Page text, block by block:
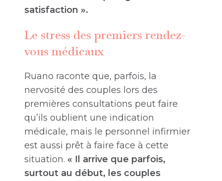
satisfaction ».
Le stress des premiers rendez-
vous médicaux
Ruano raconte que, parfois, la
nervosité des couples lors des
premières consultations peut faire
qu’ils oublient une indication
médicale, mais le personnel infirmier
est aussi prêt à faire face à cette
situation. « Il arrive que parfois,
surtout au début, les couples